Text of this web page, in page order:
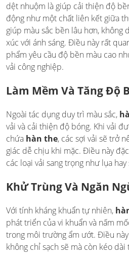
dệt nhuộm là giúp cải thiện độ
động như một chất liên kết giữa
giúp màu sắc bền lâu hơn, không
xúc với ánh sáng. Điều này rất
phẩm yêu cầu độ bền màu cao
vải công nghiệp.
Làm Mềm Và Tăng Độ
Ngoài tác dụng duy trì màu sắc,
vải và cải thiện độ bóng. Khi vải
chứa hàn the, các sợi vải sẽ trở
giác dễ chịu khi mặc. Điều này
các loại vải sang trọng như lụa hay
Khử Trùng Và Ngăn
Với tính kháng khuẩn tự nhiên,
phát triển của vi khuẩn và nấm
trong môi trường ẩm ướt. Điều
không chỉ sạch sẽ mà còn kéo